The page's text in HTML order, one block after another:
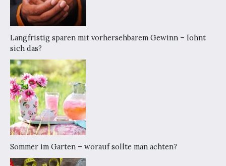
Langfristig sparen mit vorhersehbarem Gewinn – lohnt
sich das?
Sommer im Garten – worauf sollte man achten?